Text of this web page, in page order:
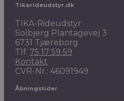
Tikarideudstyr.dk
TIKA-Rideudstyr
Solbjerg Plantagevej 3
6731 Tjæreborg
Tlf. 75 17 59 59
Kontakt
CVR-Nr.: 46091949
Åbningstider